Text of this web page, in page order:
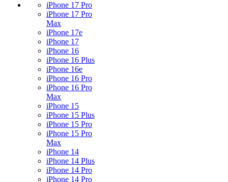
iPhone 17 Pro
iPhone 17 Pro
Max
iPhone 17e
iPhone 17
iPhone 16
iPhone 16 Plus
iPhone 16e
iPhone 16 Pro
iPhone 16 Pro
Max
iPhone 15
iPhone 15 Plus
iPhone 15 Pro
iPhone 15 Pro
Max
iPhone 14
iPhone 14 Plus
iPhone 14 Pro
iPhone 14 Pro